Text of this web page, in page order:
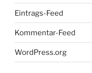
Eintrags-Feed
Kommentar-Feed
WordPress.org